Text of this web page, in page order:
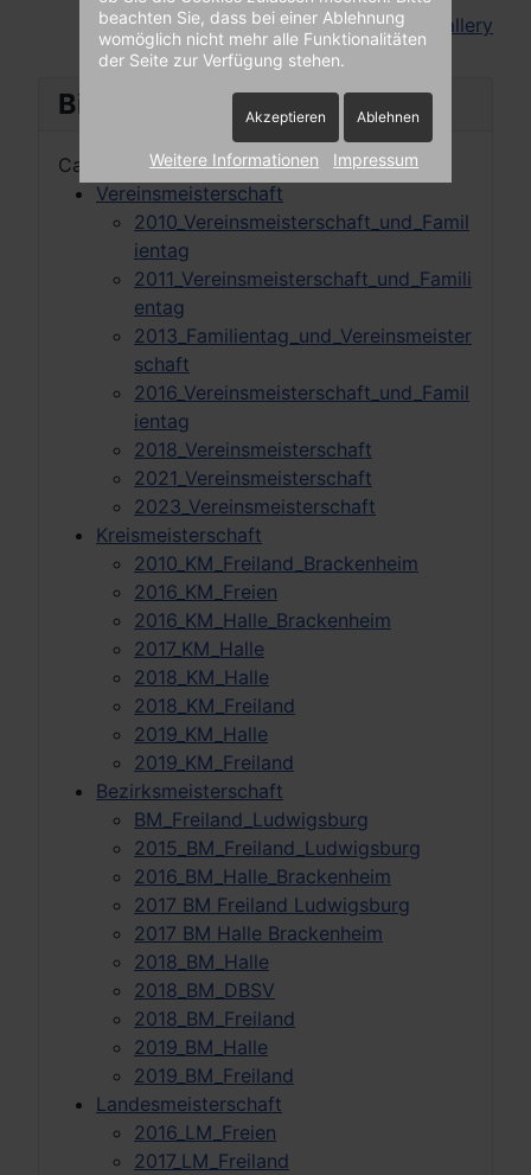
Bilder Tree
Categories
Vereinsmeisterschaft
2010_Vereinsmeisterschaft_und_Famil
ientag
2011_Vereinsmeisterschaft_und_Famili
entag
2013_Familientag_und_Vereinsmeister
schaft
2016_Vereinsmeisterschaft_und_Famil
ientag
2018_Vereinsmeisterschaft
2021_Vereinsmeisterschaft
2023_Vereinsmeisterschaft
Kreismeisterschaft
2010_KM_Freiland_Brackenheim
2016_KM_Freien
2016_KM_Halle_Brackenheim
2017_KM_Halle
2018_KM_Halle
2018_KM_Freiland
2019_KM_Halle
2019_KM_Freiland
Bezirksmeisterschaft
BM_Freiland_Ludwigsburg
2015_BM_Freiland_Ludwigsburg
2016_BM_Halle_Brackenheim
2017 BM Freiland Ludwigsburg
2017 BM Halle Brackenheim
2018_BM_Halle
2018_BM_DBSV
2018_BM_Freiland
2019_BM_Halle
2019_BM_Freiland
Landesmeisterschaft
2016_LM_Freien
2017_LM_Freiland
Powered byPhoca Gallery
beachten Sie, dass bei einer Ablehnung
womöglich nicht mehr alle Funktionalitäten
der Seite zur Verfügung stehen.
Akzeptieren Ablehnen
Weitere Informationen Impressum